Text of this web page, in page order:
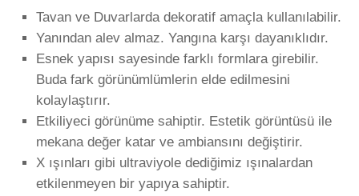
Tavan ve Duvarlarda dekoratif amaçla kullanılabilir.
Yanından alev almaz. Yangına karşı dayanıklıdır.
Esnek yapısı sayesinde farklı formlara girebilir.
Buda fark görünümlümlerin elde edilmesini
kolaylaştırır.
Etkiliyeci görünüme sahiptir. Estetik görüntüsü ile
mekana değer katar ve ambiansını değiştirir.
X ışınları gibi ultraviyole dediğimiz ışınalardan
etkilenmeyen bir yapıya sahiptir.